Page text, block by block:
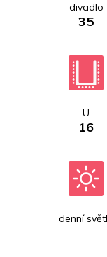
divadlo
35
U
16
denní